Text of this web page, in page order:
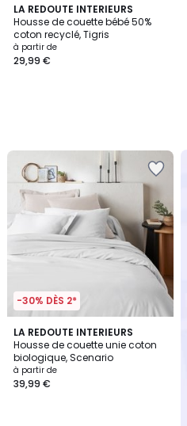
LA REDOUTE INTERIEURS
Housse de couette bébé 50%
coton recyclé, Tigris
à partir de
29,99 €
-30% DÈS 2*
LA REDOUTE INTERIEURS
Housse de couette unie coton
biologique, Scenario
à partir de
39,99 €
4
/
5
9
Couleurs